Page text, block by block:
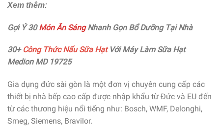
Xem thêm:
Gợi Ý 30Món Ăn SángNhanh Gọn Bổ Dưỡng Tại Nhà
30+ Công Thức Nấu Sữa HạtVới Máy Làm Sữa Hạt
Medion MD 19725
Gia dụng đức sài gòn là một đơn vị chuyên cung cấp các
thiết bị nhà bếp cao cấp được nhập khẩu từ Đức và EU đến
từ các thương hiệu nổi tiếng như: Bosch, WMF, Delonghi,
Smeg, Siemens, Bravilor.